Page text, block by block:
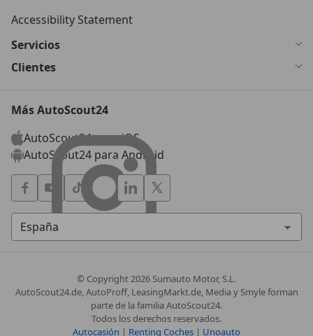
Accessibility Statement
Servicios
Clientes
Más AutoScout24
AutoScout24 para iOS
AutoScout24 para Android
© Copyright2026 Sumauto Motor, S.L.
AutoScout24.de, AutoProff, LeasingMarkt.de, Media y Smyle forman
parte de la familia AutoScout24.
Todos los derechos reservados.
Autocasión | Renting Coches | Unoauto